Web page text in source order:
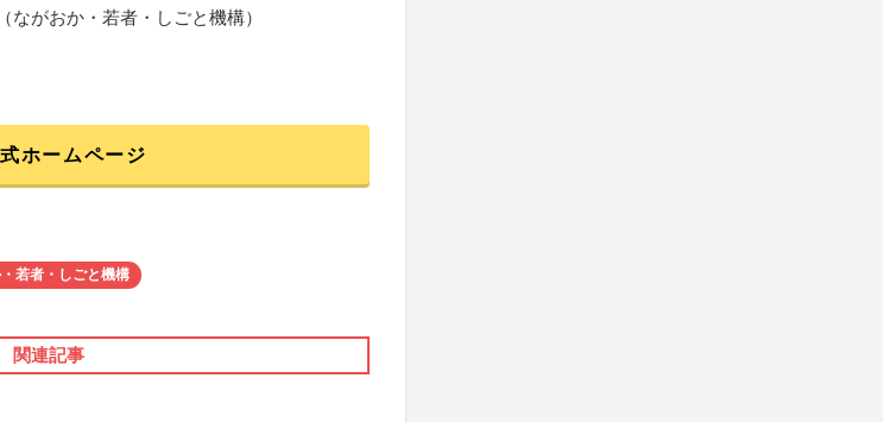
がおか・若者・しごと機構）
ホームページ
若者・しごと機構
関連記事